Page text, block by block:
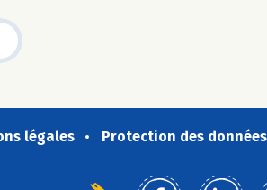
légales Protection des données